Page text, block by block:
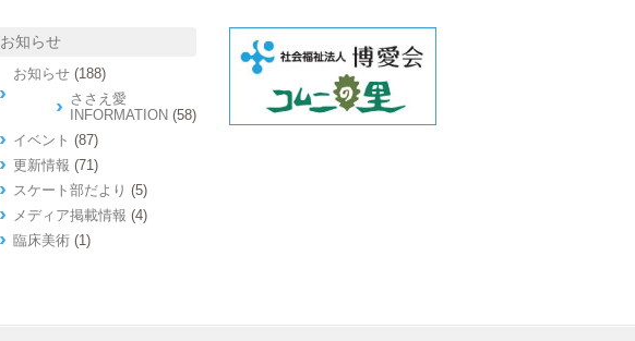
お知らせ
お知らせ (188)
ささえ愛
INFORMATION (58)
イベント (87)
更新情報 (71)
スケート部だより (5)
メディア掲載情報 (4)
臨床美術 (1)